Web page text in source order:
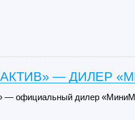
— ДИЛЕР
— официальный дилер